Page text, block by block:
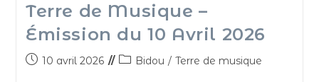
Terre de Musique –
Émission du 10 Avril 2026
10 avril 2026 Bidou / Terre de musique